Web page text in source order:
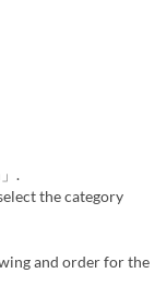
.
the category
and order for the